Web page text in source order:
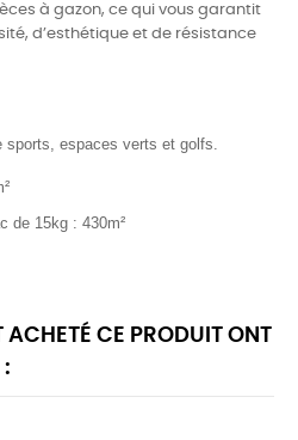
à gazon, ce qui vous garantit
d’esthétique et de résistance
espaces verts et golfs.
de 15kg : 430m²
ACHETÉ CE PRODUIT ONT
: